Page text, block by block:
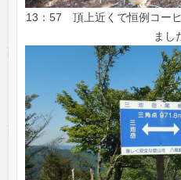
13：57 頂上近くで恒例コー
まし